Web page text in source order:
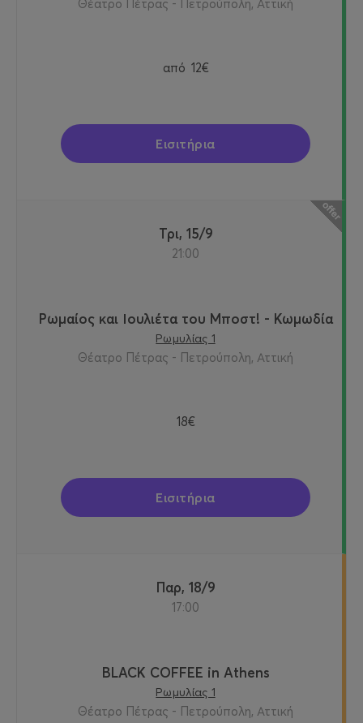
Θέατρο Πέτρας - Πετρούπολη, Αττική
από 12€
Εισιτήρια
Τρι, 15/9
21:00
Ρωμαίος και Ιουλιέτα του Μποστ! - Κωμωδία
Ρωμυλίας 1
Θέατρο Πέτρας - Πετρούπολη, Αττική
18€
Εισιτήρια
Παρ, 18/9
17:00
BLACK COFFEE in Athens
Ρωμυλίας 1
Θέατρο Πέτρας - Πετρούπολη, Αττική